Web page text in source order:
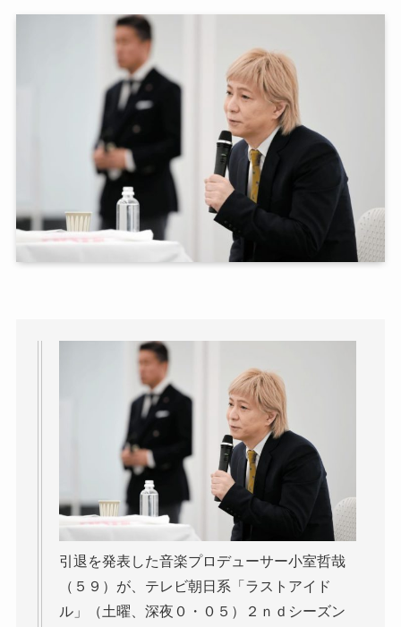
引退を発表した音楽プロデューサー小室哲哉
（５９）が、テレビ朝日系「ラストアイド
ル」（土曜、深夜０・０５）２ｎｄシーズン